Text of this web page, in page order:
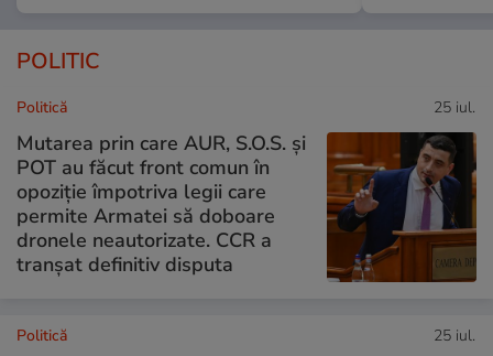
POLITIC
Politică 25 iul.
Mutarea prin care AUR, S.O.S. și
POT au făcut front comun în
opoziție împotriva legii care
permite Armatei să doboare
dronele neautorizate. CCR a
tranșat definitiv disputa
Politică 25 iul.